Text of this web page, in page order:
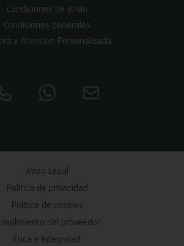
Condiciones de envío
Condiciones generales
y Atención Personalizada
Aviso Legal
Política de privacidad
Política de cookies
del proveedor
Ética e Integridad